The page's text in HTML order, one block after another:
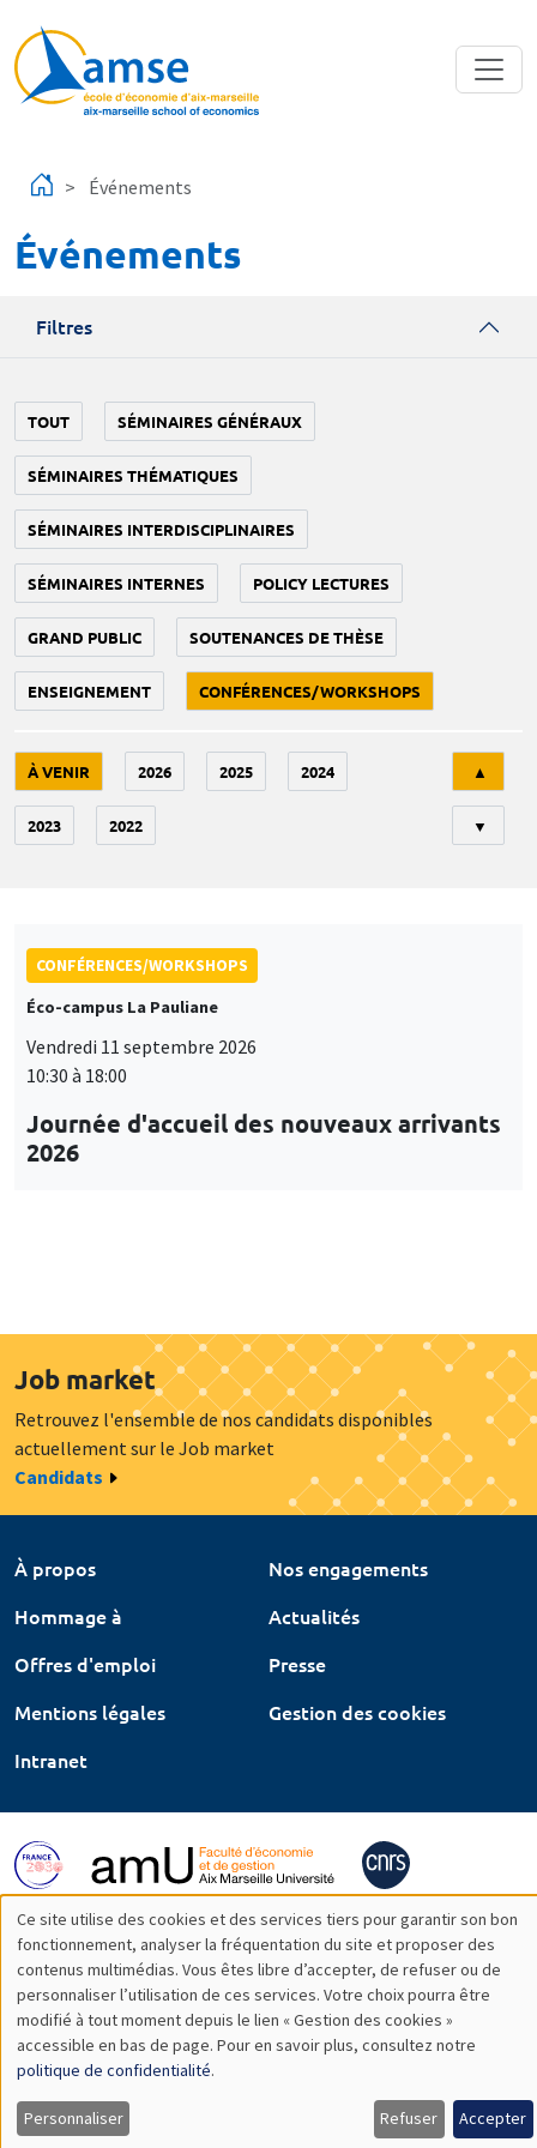
Événements
Événements
Filtres
TOUT SÉMINAIRES GÉNÉRAUX
SÉMINAIRES THÉMATIQUES
SÉMINAIRES INTERDISCIPLINAIRES
SÉMINAIRES INTERNES POLICY LECTURES
GRAND PUBLIC SOUTENANCES DE THÈSE
ENSEIGNEMENT CONFÉRENCES/WORKSHOPS
À VENIR 2026 2025 2024
2023 2022
▲
▼
CONFÉRENCES/WORKSHOPS
Éco-campus La Pauliane
Vendredi 11 septembre 2026
10:30 à 18:00
Journée d'accueil des nouveaux arrivants
2026
Job market
Retrouvez l'ensemble de nos candidats disponibles
actuellement sur le Job market
Candidats
À propos
Nos engagements
Hommage à
Actualités
Offres d'emploi
Presse
Mentions légales
Gestion des cookies
Intranet
Utilisation
des
données
personnelles
et
Ce site utilise des cookies et des services tiers pour garantir son bon
fonctionnement, analyser la fréquentation du site et proposer des
contenus multimédias. Vous êtes libre d’accepter, de refuser ou de
personnaliser l’utilisation de ces services. Votre choix pourra être
modifié à tout moment depuis le lien « Gestion des cookies »
accessible en bas de page. Pour en savoir plus, consultez notre
politique de confidentialité.
Personnaliser Refuser Accepter